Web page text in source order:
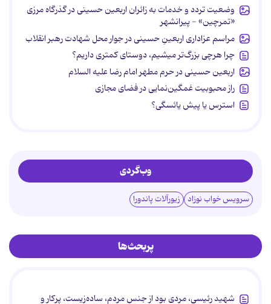
وضعیت تردد و خدمات به زائران اربعین حسینی در گذرگاه مرزی
«تمرچین» - پیرانشهر
مراسم عزاداری اربعینِ حسینی در جوار محل شهادت رهبر انقلاب
چرا هرچی بزرگ‌تر میشیم، دوستای کمتری داریم؟
اربعین حسینی در حرم مطهر امام رضا علیه السلام
راز محبوبیت غمگین‌نمایی در فضای مجازی
استرس یا پیش یائسگی؟
وب‌گردی
سرویس خواب نوزاد زیورآلات پاندورا
پربحث‌ها
شهید رئیسی، مردی بود از جنس مردم، ساده‌زیست، پرکار و